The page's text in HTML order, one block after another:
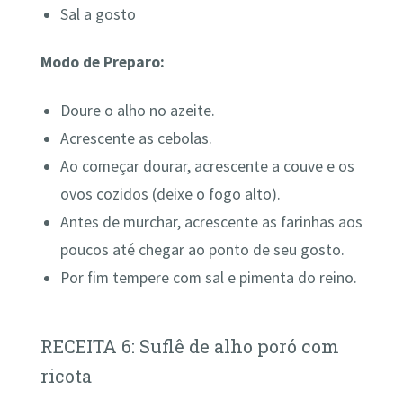
Sal a gosto
Modo de Preparo:
Doure o alho no azeite.
Acrescente as cebolas.
Ao começar dourar, acrescente a couve e os
ovos cozidos (deixe o fogo alto).
Antes de murchar, acrescente as farinhas aos
poucos até chegar ao ponto de seu gosto.
Por fim tempere com sal e pimenta do reino.
RECEITA 6: Suflê de alho poró com
ricota